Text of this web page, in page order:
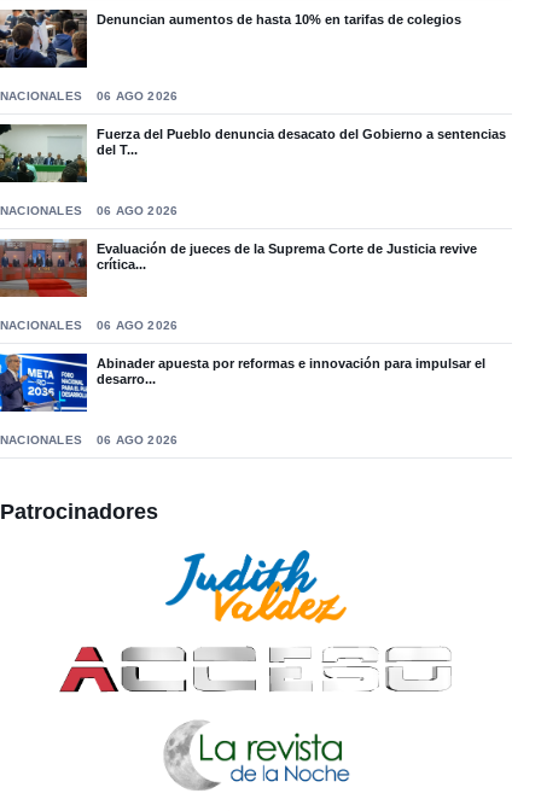
Denuncian aumentos de hasta 10% en tarifas de colegios
NACIONALES 06 AGO 2026
Fuerza del Pueblo denuncia desacato del Gobierno a sentencias
del T...
NACIONALES 06 AGO 2026
Evaluación de jueces de la Suprema Corte de Justicia revive
crítica...
NACIONALES 06 AGO 2026
Abinader apuesta por reformas e innovación para impulsar el
desarro...
NACIONALES 06 AGO 2026
Patrocinadores